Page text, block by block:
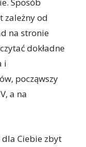
zależny od
na stronie
dokładne
i
począwszy
a na
Ciebie zbyt